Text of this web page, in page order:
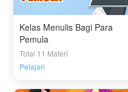
Kelas Menulis Bagi Para
Pemula
Total 11 Materi
Pelajari